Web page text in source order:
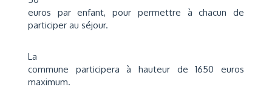
euros par enfant, pour permettre à chacun de
participer au séjour.
La
commune participera à hauteur de 1650 euros
maximum.